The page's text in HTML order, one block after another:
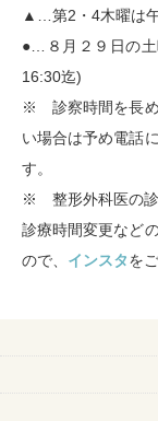
▲…第2・4木曜は
●…８月２９日の
16:30迄)
※ 診察時間を長め
い場合は予め電話
す。
※ 整形外科医の診
診療時間変更など
ので、 インスタを